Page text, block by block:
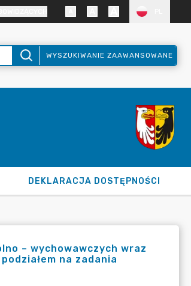
WYSZUKIWANIE ZAAWANSOWANE
DEKLARACJA DOSTĘPNOŚCI
– wychowawczych wraz
na zadania